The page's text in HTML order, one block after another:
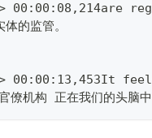
00:00:08,214are
的监管。
00:00:13,453It
僚机构 正在我们的头脑中